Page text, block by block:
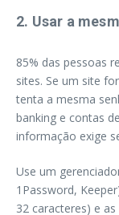
2. Usar a
85% das pessoas
sites. Se um site
tenta a mesma
banking e contas
informação exige
Use um
1Password,
32 caracteres) e